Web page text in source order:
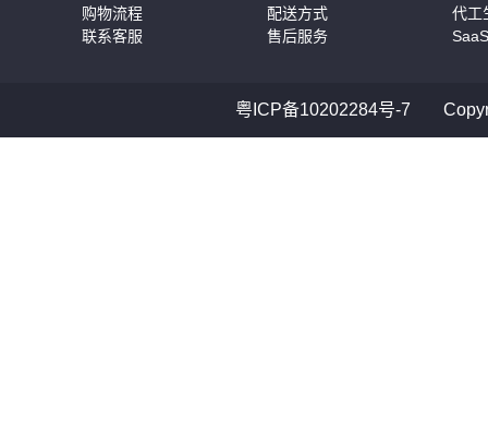
购物流程
联系客服
配送方式
售后服务
代工
粤ICP备10202284号-7